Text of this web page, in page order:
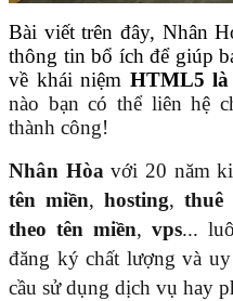
Bài viết trên đây, Nhân
thông tin bổ ích để giúp
về khái niệm HTML5 là
nào bạn có thể liên hệ
thành công!
Nhân Hòa với 20 năm
tên miền, hosting, thuê
theo tên miền, vps...
đăng ký chất lượng và
cầu sử dụng dịch vụ hay